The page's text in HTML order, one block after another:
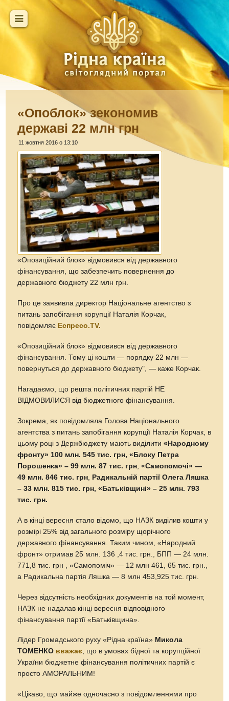
«Опоблок» зекономив
державі 22 млн грн
11 жовтня 2016 о 13:10
«Опозиційний блок» відмовився від державного
фінансування, що забезпечить повернення до
державного бюджету 22 млн грн.
Про це заявивла директор Національне агентство з
питань запобігання корупції Наталія Корчак,
повідомляє Еспресо.TV.
«Опозиційний блок» відмовився від державного
фінансування. Тому ці кошти — порядку 22 млн —
повернуться до державного бюджету", — каже Корчак.
Нагадаємо, що решта політичних партій НЕ
ВІДМОВИЛИСЯ від бюджетного фінансування.
Зокрема, як повідомляла Голова Національного
агентства з питань запобігання корупції Наталія Корчак, в
цьому році з Держбюджету мають виділити«Народному
фронту» 100 млн. 545 тис. грн, «Блоку Петра
Порошенка» – 99 млн. 87 тис. грн ,«Самопомочі» —
49 млн. 846 тис. грн Радикальній партії Олега Ляшка
– 33 млн. 815 тис. грн, «Батьківщині» – 25 млн. 793
тис. грн.
А в кінці вересня стало відомо, що НАЗК виділив кошти у
розмірі 25% від загального розміру щорічного
державного фінансування. Таким чином, «Народний
фронт» отримав 25 млн. 136 ,4 тис. грн., БПП — 24 млн.
771,8 тис. грн , «Самопоміч» — 12 млн 461, 65 тис. грн.,
а Радикальна партія Ляшка — 8 млн 453,925 тис. грн.
Через відсутність необхідних документів на той момент,
НАЗК не надалав кінці вересня відповідного
фінансування партії «Батьківщина».
Лідер Громадського руху «Рідна країна» Микола
ТОМЕНКО вважає, що в умовах бідної та корупційної
України бюджетне фінансування політичних партій є
просто АМОРАЛЬНИМ!
«Цікаво, що майже одночасно з повідомленнями про